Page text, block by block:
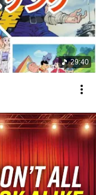
29:40